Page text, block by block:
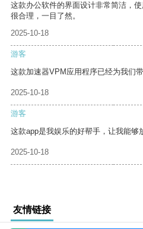
这款办公软件的界面设计非常简洁，
很合理，一目了然。
2025-10-18
游客
这款加速器VPM应用程序已经为我们
2025-10-18
游客
这款app是我娱乐的好帮手，让我能够
2025-10-18
友情链接